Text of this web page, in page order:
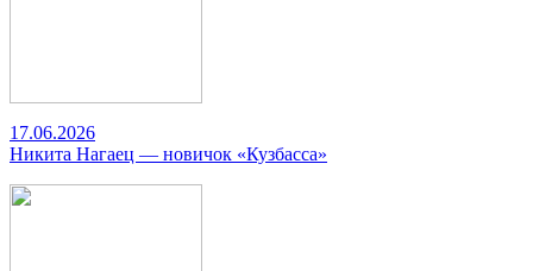
17.06.2026
Никита Нагаец — новичок «Кузбасса»